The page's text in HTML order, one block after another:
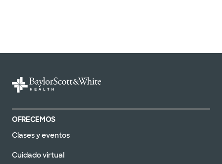
OFRECEMOS
Clases y eventos
Cuidado virtual